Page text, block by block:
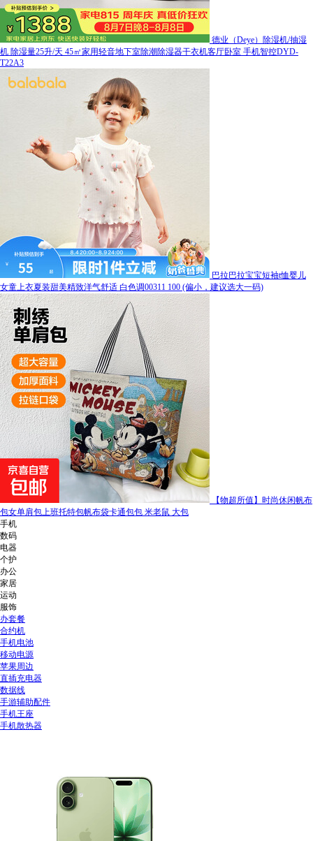
德业（Deye）除湿机/抽湿
机 除湿量25升/天 45㎡家用轻音地下室除潮除湿器干衣机客厅卧室 手机智控DYD-
T22A3
巴拉巴拉宝宝短袖t恤婴儿
女童上衣夏装甜美精致洋气舒适 白色调00311 100 (偏小，建议选大一码)
【物超所值】时尚休闲帆布
包女单肩包上班托特包帆布袋卡通包包 米老鼠 大包
手机
数码
电器
个护
办公
家居
运动
服饰
办套餐
合约机
手机电池
移动电源
苹果周边
直插充电器
数据线
手游辅助配件
手机王座
手机散热器